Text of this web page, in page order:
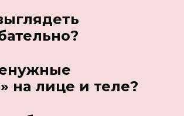
на лице и теле?